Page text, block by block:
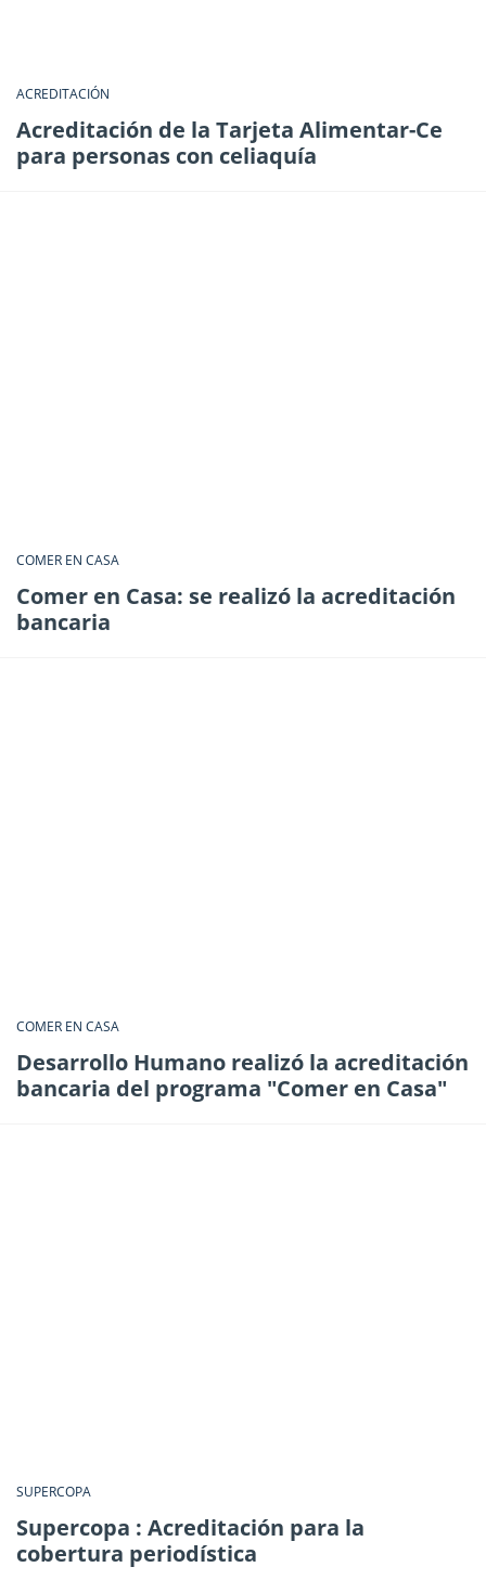
ACREDITACIÓN
Acreditación de la Tarjeta Alimentar-Ce
para personas con celiaquía
COMER EN CASA
Comer en Casa: se realizó la acreditación
bancaria
COMER EN CASA
Desarrollo Humano realizó la acreditación
bancaria del programa "Comer en Casa"
SUPERCOPA
Supercopa : Acreditación para la
cobertura periodística